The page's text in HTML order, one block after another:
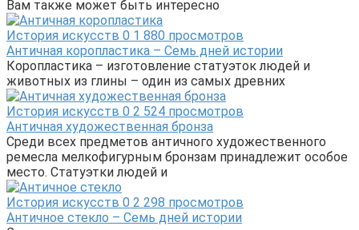
Вам также может быть интересно
История искусств 0 1 880 просмотров
Античная коропластика – Семь дней истории
Коропластика – изготовление статуэток людей и
животных из глины – один из самых древних
История искусств 0 2 524 просмотров
Античная художественная бронза
Среди всех предметов античного художественного
ремесла мелкофигурным бронзам принадлежит особое
место. Статуэтки людей и
История искусств 0 2 298 просмотров
Античное стекло – Семь дней истории